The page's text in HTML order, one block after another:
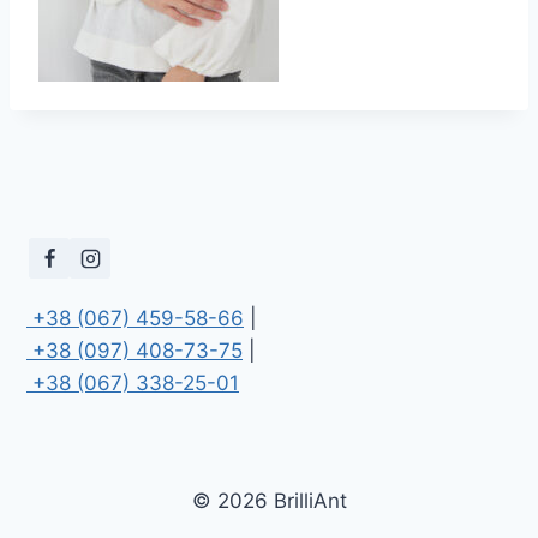
+38 (067) 459-58-66
+38 (097) 408-73-75
+38 (067) 338-25-01
© 2026 BrilliAnt